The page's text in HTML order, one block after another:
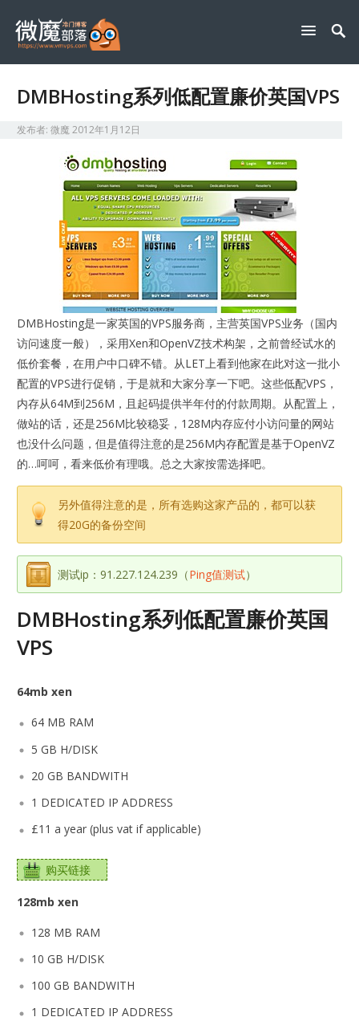
DMBHosting系列低配置廉价英国VPS
发布者:微魔2012年1月12日
DMBHosting是一家英国的VPS服务商，主营英国VPS业务（国内
访问速度一般），采用Xen和OpenVZ技术构架，之前曾经试水的
低价套餐，在用户中口碑不错。从LET上看到他家在此对这一批小
配置的VPS进行促销，于是就和大家分享一下吧。这些低配VPS，
内存从64M到256M，且起码提供半年付的付款周期。从配置上，
做站的话，还是256M比较稳妥，128M内存应付小访问量的网站
也没什么问题，但是值得注意的是256M内存配置是基于OpenVZ
的…呵呵，看来低价有理哦。总之大家按需选择吧。
另外值得注意的是，所有选购这家产品的，都可以获
得20G的备份空间
测试ip：91.227.124.239（Ping值测试）
DMBHosting系列低配置廉价英国
VPS
64mb xen
64 MB RAM
5 GB H/DISK
20 GB BANDWITH
1 DEDICATED IP ADDRESS
£11 a year (plus vat if applicable)
购买链接
128mb xen
128 MB RAM
10 GB H/DISK
100 GB BANDWITH
1 DEDICATED IP ADDRESS